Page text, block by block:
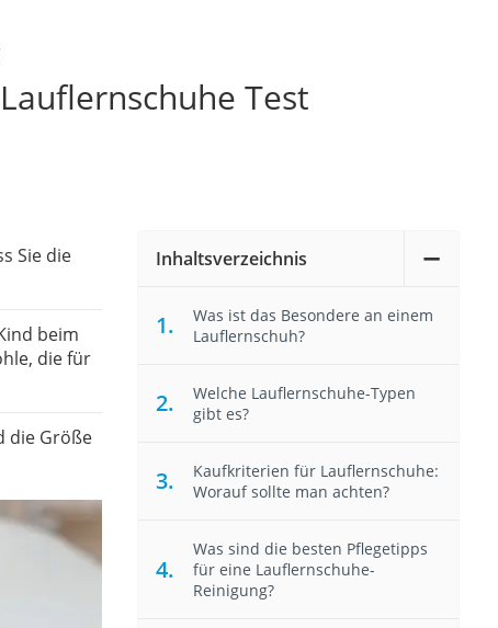
Test
Sie die
beim
die für
die Größe
Inhaltsverzeichnis
Was ist das Besondere an einem
Lauflernschuh?
Welche Lauflernschuhe-Typen
gibt es?
Kaufkriterien für Lauflernschuhe:
Worauf sollte man achten?
Was sind die besten Pflegetipps
für eine Lauflernschuhe-
Reinigung?